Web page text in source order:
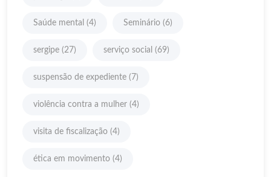
Saúde mental (4) Seminário (6)
sergipe (27) serviço social (69)
suspensão de expediente (7)
violência contra a mulher (4)
visita de fiscalização (4)
ética em movimento (4)